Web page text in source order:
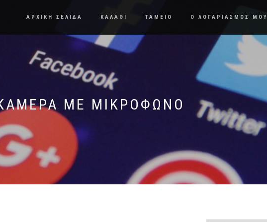
ΑΡΧΙΚΗ ΣΕΛΙΔΑ ΚΑΛΑΘΙ ΤΑΜΕΙΟ Ο ΛΟΓΑΡΙΑΣΜΟΣ ΜΟΥ
ΜΕ ΜΙΚΡΌΦΩΝΟ